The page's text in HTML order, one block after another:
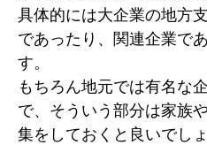
具体的には大企業の地方
であったり、関連企業で
す。
もちろん地元では有名な
で、そういう部分は家族
集をしておくと良いでしょ